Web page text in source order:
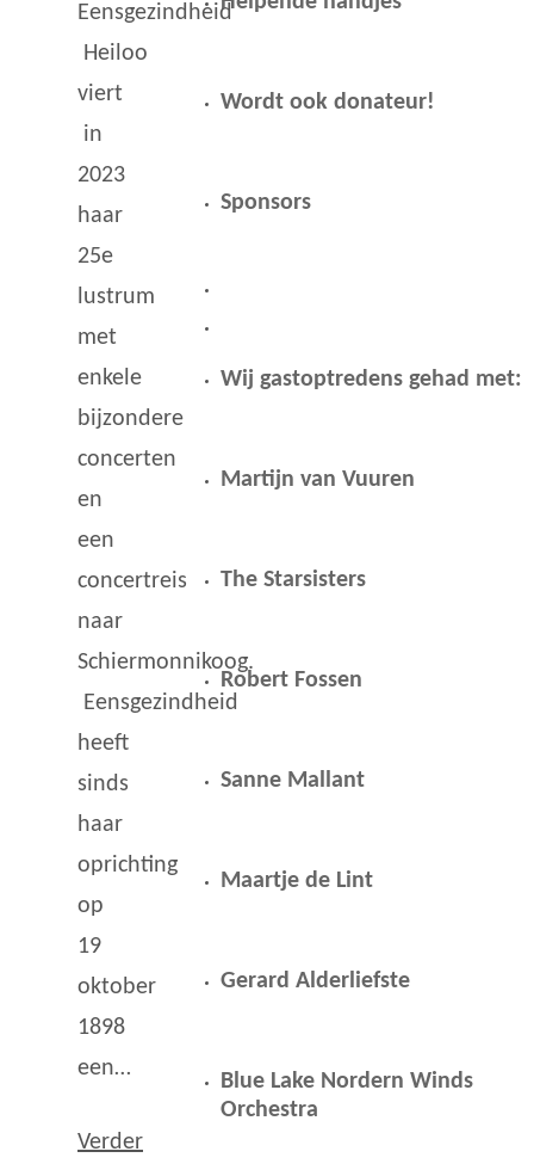
Eensgezindheid
Heiloo
viert
in
2023
haar
25e
lustrum
met
enkele
bijzondere
concerten
en
een
concertreis
naar
Schiermonnikoog.
Eensgezindheid
heeft
sinds
haar
oprichting
op
19
oktober
1898
een…
Verder
Wordt ook donateur!
Sponsors
Wij gastoptredens gehad met:
Martijn van Vuuren
The Starsisters
Robert Fossen
Sanne Mallant
Maartje de Lint
Gerard Alderliefste
Blue Lake Nordern Winds
Orchestra